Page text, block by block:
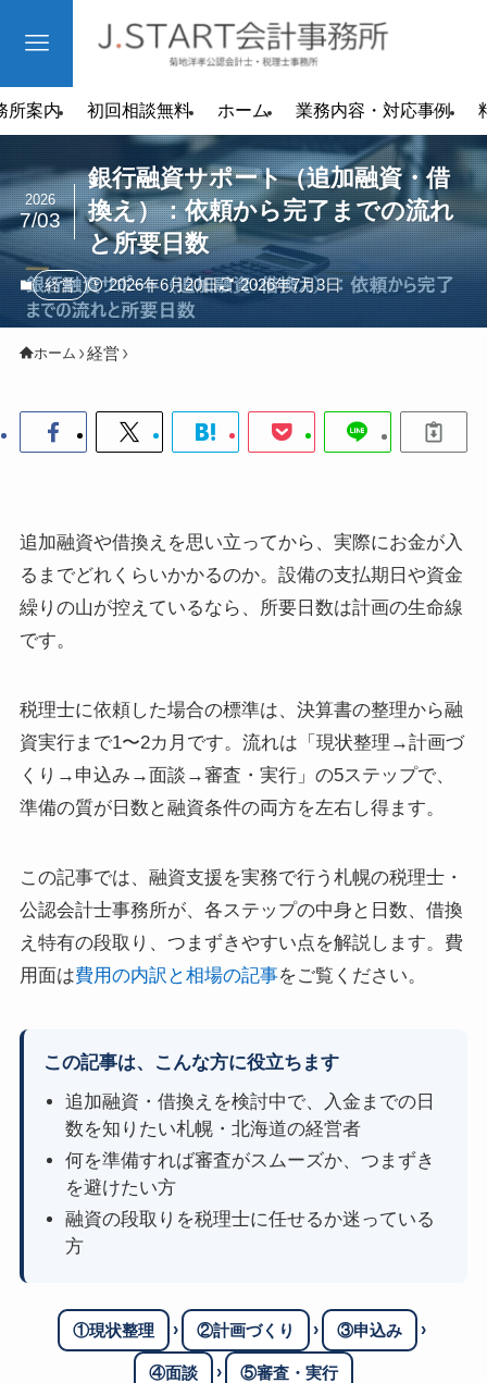
所案内 初回相談無料 ホーム 業務内容・対応事例
銀行融資サポート（追加融資・借
換え）：依頼から完了までの流れ
と所要日数
2026
7/03
経営 2026年6月20日 2026年7月3日
ホーム 経営
追加融資や借換えを思い立ってから、実際にお金が入
るまでどれくらいかかるのか。設備の支払期日や資金
繰りの山が控えているなら、所要日数は計画の生命線
です。
税理士に依頼した場合の標準は、決算書の整理から融
資実行まで1〜2カ月です。流れは「現状整理→計画づ
くり→申込み→面談→審査・実行」の5ステップで、
準備の質が日数と融資条件の両方を左右し得ます。
この記事では、融資支援を実務で行う札幌の税理士・
公認会計士事務所が、各ステップの中身と日数、借換
え特有の段取り、つまずきやすい点を解説します。費
用面は費用の内訳と相場の記事をご覧ください。
この記事は、こんな方に役立ちます
追加融資・借換えを検討中で、入金までの日
数を知りたい札幌・北海道の経営者
何を準備すれば審査がスムーズか、つまずき
を避けたい方
融資の段取りを税理士に任せるか迷っている
方
①現状整理 › ②計画づくり › ③申込み ›
④面談 › ⑤審査・実行